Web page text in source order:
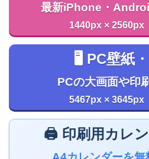
最新iPhone・
1440px × 2560px
🖥️ PC壁紙
PCの大画面や印
5467px × 3645px
🖨️ 印刷用カレ